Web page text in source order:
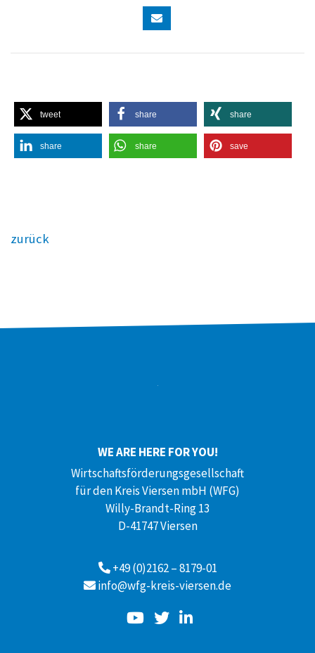
tweet share share
share share save
zurück
WE ARE HERE FOR YOU!
Wirtschaftsförderungsgesellschaft
für den Kreis Viersen mbH (WFG)
Willy-Brandt-Ring 13
D-41747 Viersen
+49 (0)2162 – 8179-01
info@wfg-kreis-viersen.de